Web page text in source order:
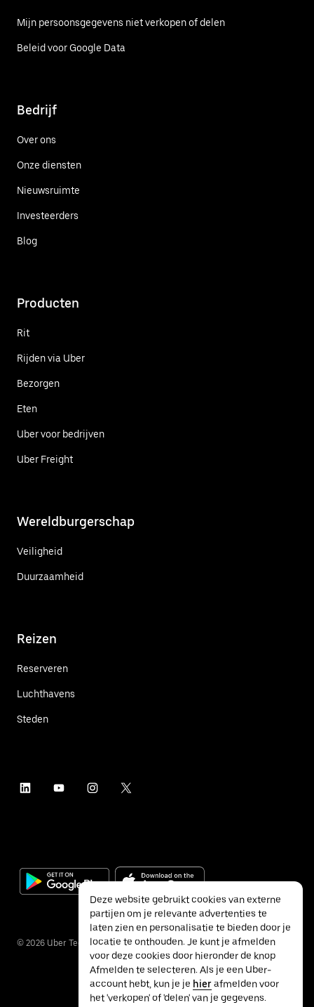
Mijn persoonsgegevens niet verkopen of delen
Beleid voor Google Data
Bedrijf
Over ons
Onze diensten
Nieuwsruimte
Investeerders
Blog
Producten
Rit
Rijden via Uber
Bezorgen
Eten
Uber voor bedrijven
Uber Freight
Wereldburgerschap
Veiligheid
Duurzaamheid
Reizen
Reserveren
Luchthavens
Steden
© 2026 Uber Technologies Inc.
Deze website gebruikt cookies van externe
partijen om je relevante advertenties te
laten zien en personalisatie te bieden door je
locatie te onthouden. Je kunt je afmelden
voor deze cookies door hieronder de knop
Afmelden te selecteren. Als je een Uber-
account hebt, kun je je hierafmelden voor
het 'verkopen' of 'delen' van je gegevens.